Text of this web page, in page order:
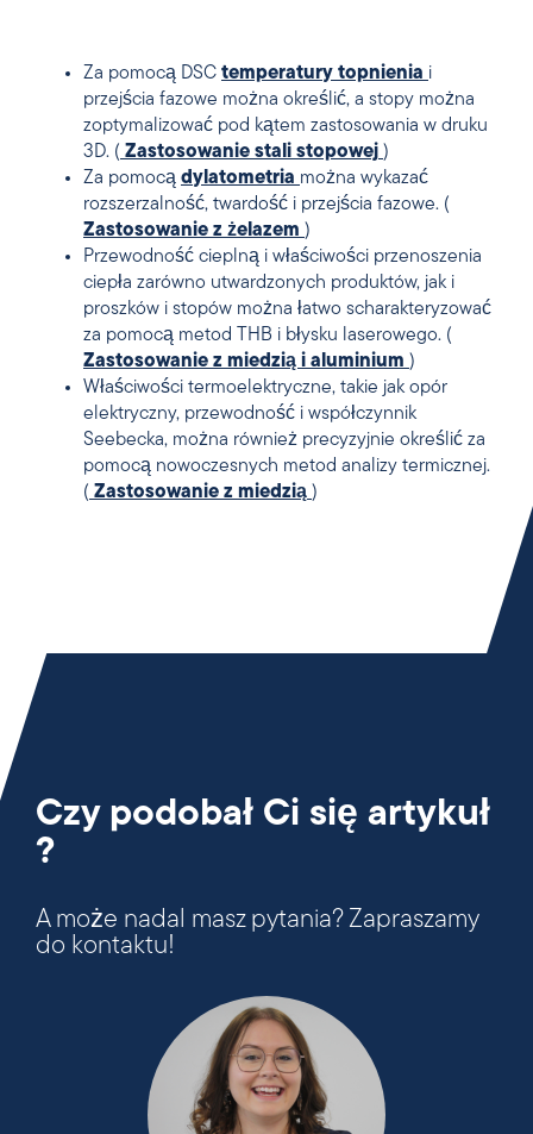
Za pomocą DSC temperatury topnienia i
przejścia fazowe można określić, a stopy można
zoptymalizować pod kątem zastosowania w druku
3D. ( Zastosowanie stali stopowej )
Za pomocą dylatometria można wykazać
rozszerzalność, twardość i przejścia fazowe. (
Zastosowanie z żelazem )
Przewodność cieplną i właściwości przenoszenia
ciepła zarówno utwardzonych produktów, jak i
proszków i stopów można łatwo scharakteryzować
za pomocą metod THB i błysku laserowego. (
Zastosowanie z miedzią i aluminium )
Właściwości termoelektryczne, takie jak opór
elektryczny, przewodność i współczynnik
Seebecka, można również precyzyjnie określić za
pomocą nowoczesnych metod analizy termicznej.
( Zastosowanie z miedzią )
Czy podobał Ci się artykuł
?
A może nadal masz pytania? Zapraszamy
do kontaktu!